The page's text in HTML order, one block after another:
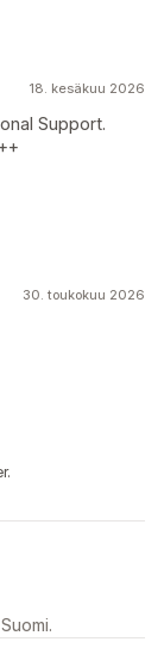
18. kesäkuu 2026
Support.
30. toukokuu 2026